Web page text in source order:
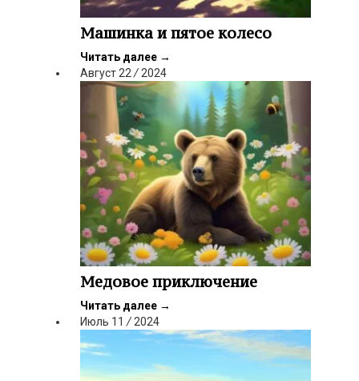
Машинка и пятое колесо
Читать далее →
Август 22 / 2024
Медовое приключение
Читать далее →
Июль 11 / 2024